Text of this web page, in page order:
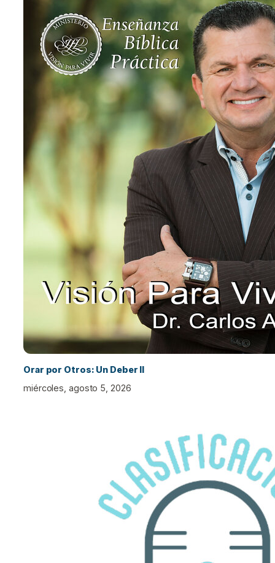
Orar por Otros: Un Deber II
miércoles, agosto 5, 2026